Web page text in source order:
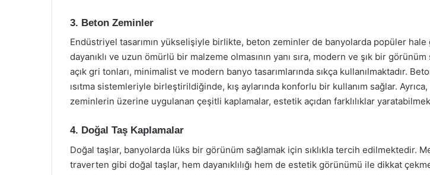
3. Beton Zeminler
Endüstriyel tasarımın yükselişiyle birlikte, beton zeminler de banyolarda popüler hale
dayanıklı ve uzun ömürlü bir malzeme olmasının yanı sıra, modern ve şık bir
açık gri tonları, minimalist ve modern banyo tasarımlarında sıkça kullanılmaktadır.
ısıtma sistemleriyle birleştirildiğinde, kış aylarında konforlu bir kullanım sağlar.
zeminlerin üzerine uygulanan çeşitli kaplamalar, estetik açıdan farklılıklar
4. Doğal Taş Kaplamalar
Doğal taşlar, banyolarda lüks bir görünüm sağlamak için sıklıkla tercih edilmektedir.
traverten gibi doğal taşlar, hem dayanıklılığı hem de estetik görünümü ile dikkat